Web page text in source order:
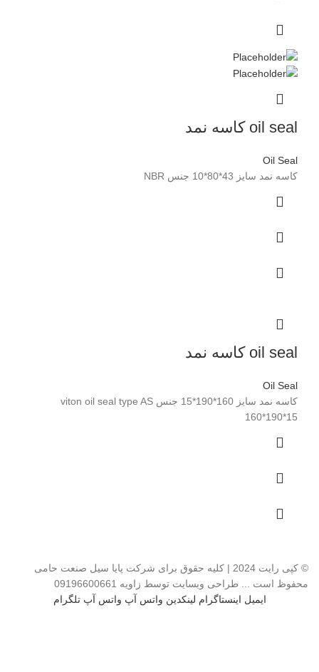
oil seal کاسه نمد
Oil Seal
کاسه نمد سایز 43*80*10 جنس NBR
oil seal کاسه نمد
Oil Seal
کاسه نمد سایز 160*190*15 جنس viton oil seal type AS
160*190*15
© کپی رایت 2024 | کلیه حقوق برای شرکت پایا سیل صنعت حامی
محفوظ است ... طراحی وبسایت توسط زاویه 09196600661
ایمیل اینستاگرام لینکدین واتس آپ واتس آپ تلگرام